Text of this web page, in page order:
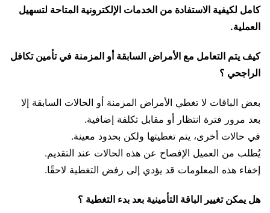
كامل لكيفية الاستفادة من الخدمات الإلكترونية المتاحة لتسهيل
العملية.
كيف يتم التعامل مع الأمراض السابقة أو المزمنة في تأمين تكافل
الراجحي ؟
بعض الباقات لا تغطي الأمراض المزمنة أو الحالات السابقة إلا
بعد مرور فترة انتظار أو مقابل تكلفة إضافية.
في حالات أخرى، يتم تغطيتها ولكن بحدود معينة.
يُطلب من العميل الإفصاح عن هذه الحالات عند التقديم.
إخفاء هذه المعلومات قد يؤدي إلى رفض التغطية لاحقًا.
هل يمكن تغيير الباقة التأمينية بعد بدء التغطية ؟